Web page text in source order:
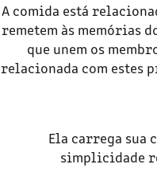
A comida está
remetem às memórias
que unem os
relacionada com estes
Ela carrega sua
simplicidade